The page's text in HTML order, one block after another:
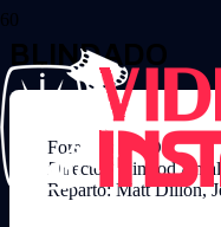
BLINDADO
Formato: DVD
Director: Nimrod Antal
Reparto: Matt Dillon,